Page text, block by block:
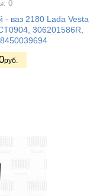
0
- ваз 2180 Lada Vesta
306201586R,
руб.